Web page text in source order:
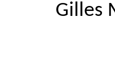
Gilles